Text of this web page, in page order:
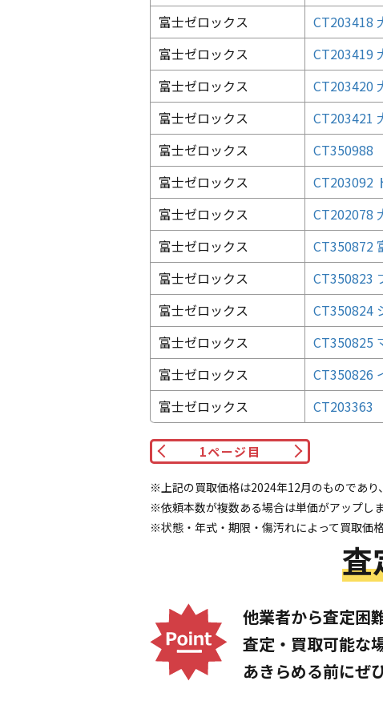
富士ゼロックス
CT203418
富士ゼロックス
CT203419
富士ゼロックス
CT203420
富士ゼロックス
CT203421
富士ゼロックス
CT350988
富士ゼロックス
CT203092
富士ゼロックス
CT202078
富士ゼロックス
CT350872
富士ゼロックス
CT350823
富士ゼロックス
CT350824
富士ゼロックス
CT350825
富士ゼロックス
CT350826
富士ゼロックス
CT203363
1ページ目
※上記の買取価格は2024年12月のものであり
※依頼本数が複数ある場合は単価がアップしま
※状態・年式・期限・傷汚れによって買取価格
査
他業者から査定困
査定・買取可能な
あきらめる前にぜ